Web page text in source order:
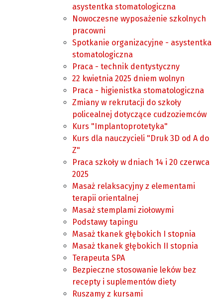
asystentka stomatologiczna
Nowoczesne wyposażenie szkolnych
pracowni
Spotkanie organizacyjne - asystentka
stomatologiczna
Praca - technik dentystyczny
22 kwietnia 2025 dniem wolnyn
Praca - higienistka stomatologiczna
Zmiany w rekrutacji do szkoły
policealnej dotyczące cudzoziemców
Kurs "Implantoprotetyka"
Kurs dla nauczycieli "Druk 3D od A do
Z"
Praca szkoły w dniach 14 i 20 czerwca
2025
Masaż relaksacyjny z elementami
terapii orientalnej
Masaż stemplami ziołowymi
Podstawy tapingu
Masaż tkanek głębokich I stopnia
Masaż tkanek głębokich II stopnia
Terapeuta SPA
Bezpieczne stosowanie leków bez
recepty i suplementów diety
Ruszamy z kursami